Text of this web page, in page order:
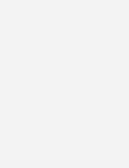
aktiv gelebt würde.
wäre. Wenn die
zur obersten Priorität
wäre der ideale
systemrelevanten
eine
Sie lassen uns zur
schöpfen. Vielleicht